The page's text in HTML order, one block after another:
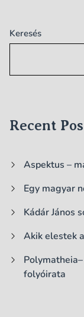
Keresés
Recent
Aspektus –
Egy magyar
Kádár János
Akik elestek
folyóirata